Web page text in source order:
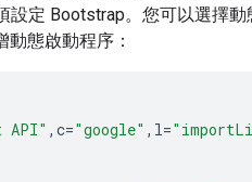
設定 Bootstrap。您可以選擇
態啟動程序：
API" , c="google" , l=